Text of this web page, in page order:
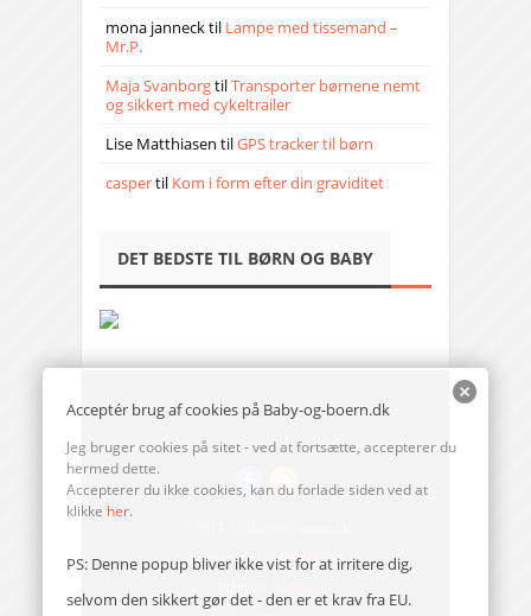
mona jannecktil Lampe med tissemand –
Mr.P.
Maja SvanborgtilTransporter børnene nemt
og sikkert med cykeltrailer
Lise Matthiasen tilGPS tracker til børn
caspertil Kom i form efter din graviditet
DET BEDSTE TIL BØRN OG BABY
Send en mail til redaktionen
Acceptér brug af cookies på Baby-og-boern.dk
Jeg bruger cookies på sitet - ved at fortsætte, accepterer du
hermed dette.
Accepterer du ikke cookies, kan du forlade siden ved at
klikke her.
PS: Denne popup bliver ikke vist for at irritere dig,
selvom den sikkert gør det - den er et krav fra EU.